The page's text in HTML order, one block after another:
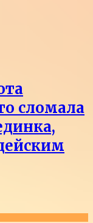
сломала